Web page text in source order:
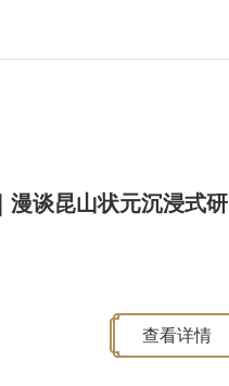
漫谈昆山状元沉浸式研
查看详情